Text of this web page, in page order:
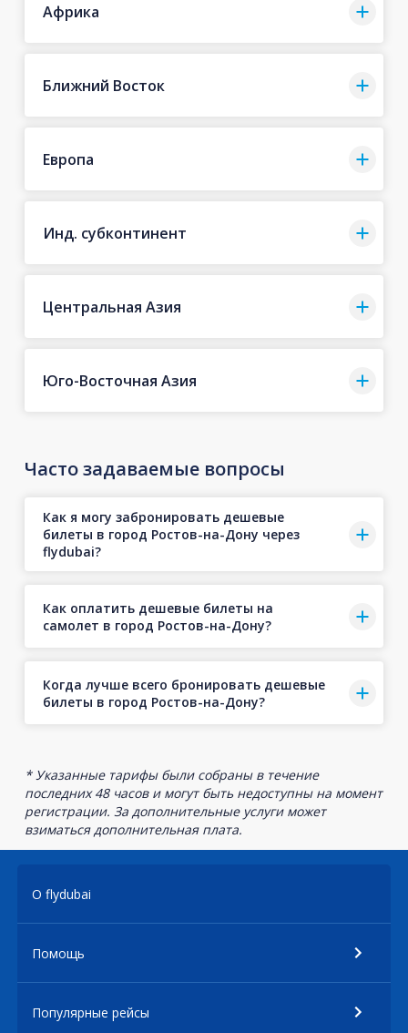
Африка
Ближний Восток
Европа
Инд. субконтинент
Центральная Азия
Юго-Восточная Азия
Часто задаваемые вопросы
Как я могу забронировать дешевые
билеты в город Ростов-на-Дону через
flydubai?
Как оплатить дешевые билеты на
самолет в город Ростов-на-Дону?
Когда лучше всего бронировать дешевые
билеты в город Ростов-на-Дону?
* Указанные тарифы были собраны в течение
последних 48 часов и могут быть недоступны на момент
регистрации. За дополнительные услуги может
взиматься дополнительная плата.
О flydubai
Помощь
Популярные рейсы